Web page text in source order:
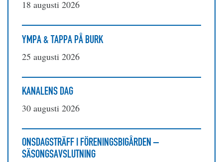
18 augusti 2026
YMPA & TAPPA PÅ BURK
25 augusti 2026
KANALENS DAG
30 augusti 2026
ONSDAGSTRÄFF I FÖRENINGSBIGÅRDEN –
SÄSONGSAVSLUTNING